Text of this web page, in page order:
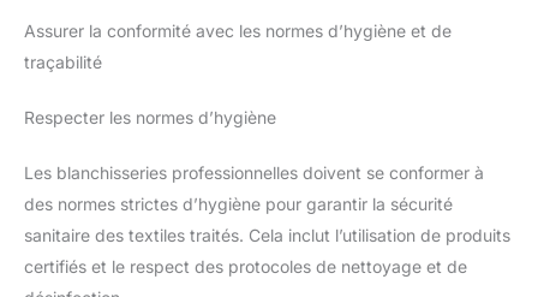
Assurer la conformité avec les normes d’hygiène et de
traçabilité
Respecter les normes d’hygiène
Les blanchisseries professionnelles doivent se conformer à
des normes strictes d’hygiène pour garantir la sécurité
sanitaire des textiles traités. Cela inclut l’utilisation de produits
certifiés et le respect des protocoles de nettoyage et de